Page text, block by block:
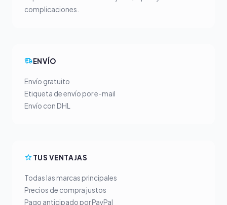
complicaciones.
ENVÍO
Envío gratuito
Etiqueta de envío por e-mail
Envío con DHL
TUS VENTAJAS
Todas las marcas principales
Precios de compra justos
Pago anticipado por PayPal